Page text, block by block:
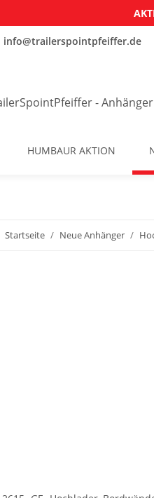
info@trailerspointpfeiffer.de
HUMBAUR AKTION
Startseite Neue Anhänger